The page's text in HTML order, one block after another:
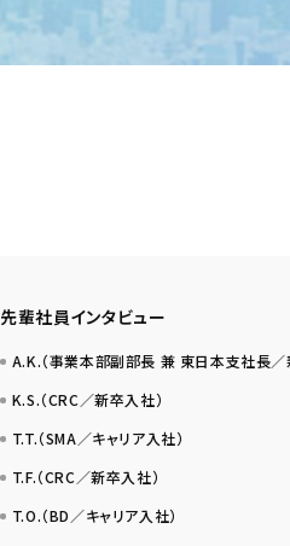
先輩社員インタビュー
A.K.（事業本部副部長 兼 東日本支社長／
K.S.（CRC／新卒入社）
T.T.（SMA／キャリア入社）
T.F.（CRC／新卒入社）
T.O.（BD／キャリア入社）